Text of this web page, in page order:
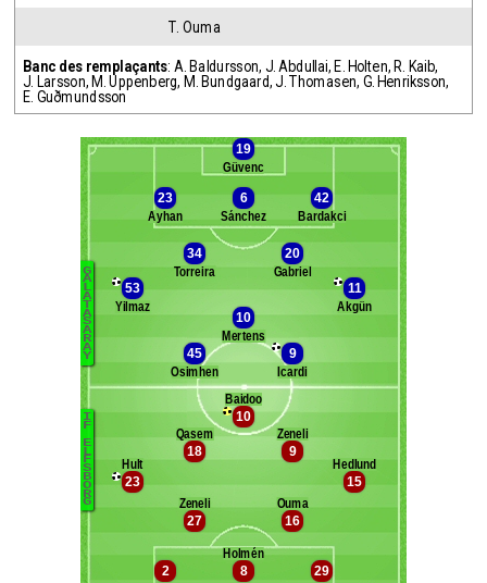
T. Ouma
Banc des remplaçants: A. Baldursson, J. Abdullai, E. Holten, R. Kaib,
J. Larsson, M. Uppenberg, M. Bundgaard,J. Thomasen, G. Henriksson,
E. Guðmundsson